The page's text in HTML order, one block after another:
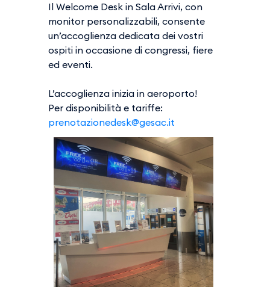
Il Welcome Desk in Sala Arrivi, con
monitor personalizzabili, consente
un’accoglienza dedicata dei vostri
ospiti in occasione di congressi, fiere
ed eventi.
L’accoglienza inizia in aeroporto!
Per disponibilità e tariffe:
prenotazionedesk@gesac.it